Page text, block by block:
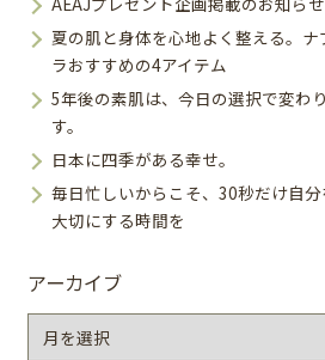
夏の肌と身体を心地よく整える。ナ
ラおすすめの4アイテム
5年後の素肌は、今日の選択で変わ
す。
日本に四季がある幸せ。
毎日忙しいからこそ、30秒だけ自分
大切にする時間を
アーカイブ